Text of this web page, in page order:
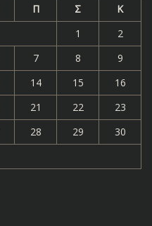
Π Σ
Κ
1
2
7 8
9
14 15
16
21 22
23
28 29
30